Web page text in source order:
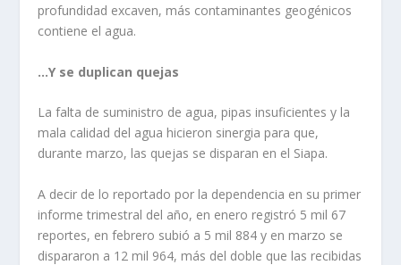
profundidad excaven, más contaminantes geogénicos
contiene el agua.
…Y se duplican quejas
La falta de suministro de agua, pipas insuficientes y la
mala calidad del agua hicieron sinergia para que,
durante marzo, las quejas se disparan en el Siapa.
A decir de lo reportado por la dependencia en su primer
informe trimestral del año, en enero registró 5 mil 67
reportes, en febrero subió a 5 mil 884 y en marzo se
dispararon a 12 mil 964, más del doble que las recibidas